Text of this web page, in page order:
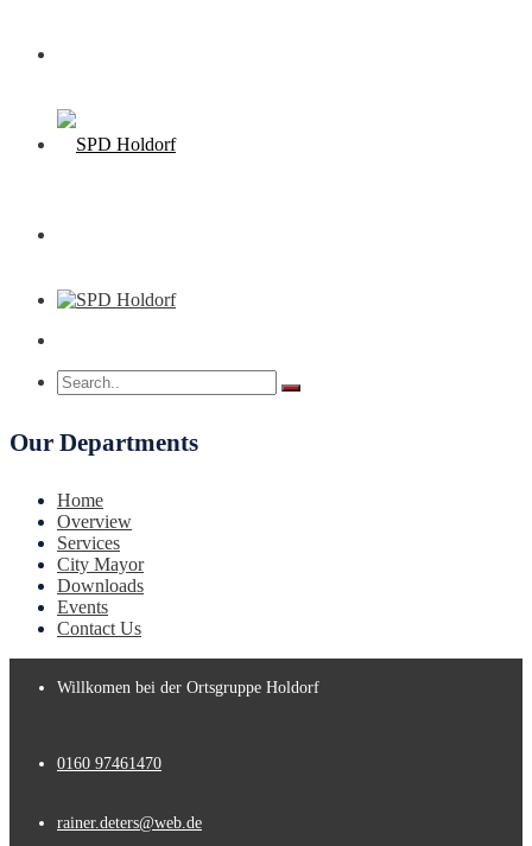
Our Departments
Home
Overview
Services
City Mayor
Downloads
Events
Contact Us
Willkomen bei der Ortsgruppe Holdorf
0160 97461470
rainer.deters@web.de